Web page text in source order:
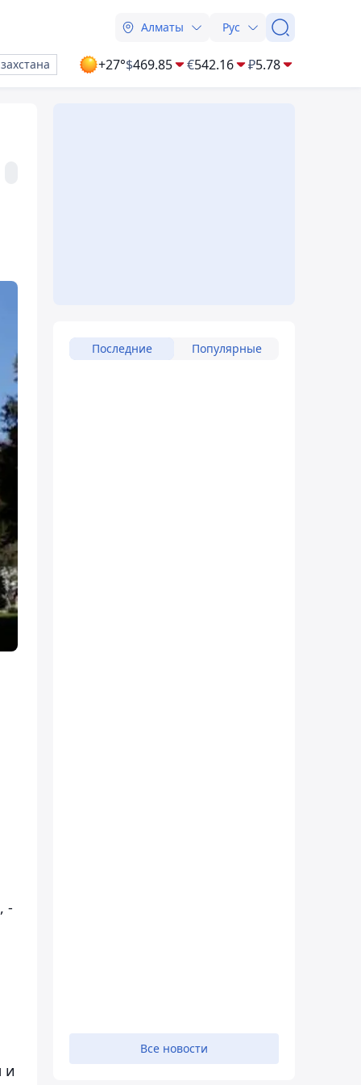
Алматы Рус
+27°$469.85 €542.16 ₽5.78
-
и
Последние Популярные
Все новости